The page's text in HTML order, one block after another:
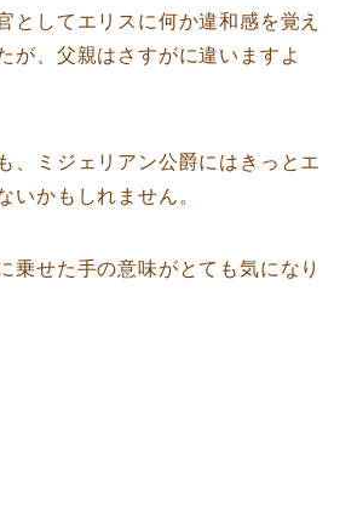
としてエリスに何か違和感を覚え
が、父親はさすがに違いますよ
、ミジェリアン公爵にはきっとエ
いかもしれません。
乗せた手の意味がとても気になり